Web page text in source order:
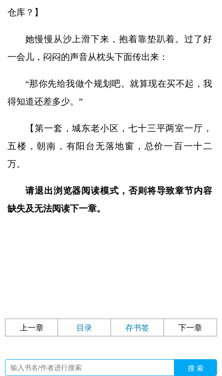
仓库？】
她慢慢从沙上滑下来，抱着靠垫趴着。过了好
一会儿，闷闷的声音从枕头下面传出来：
“那你先给我做个规划吧。就算现在买不起，我
得知道还差多少。”
【第一套，城东老小区，七十三平两室一厅，
五楼，朝南，有阳台无落地窗，总价一百一十二
万。
请退出浏览器阅读模式，否则将导致章节内容
缺失及无法阅读下一章。
上一章 目录 存书签 下一章
搜 索